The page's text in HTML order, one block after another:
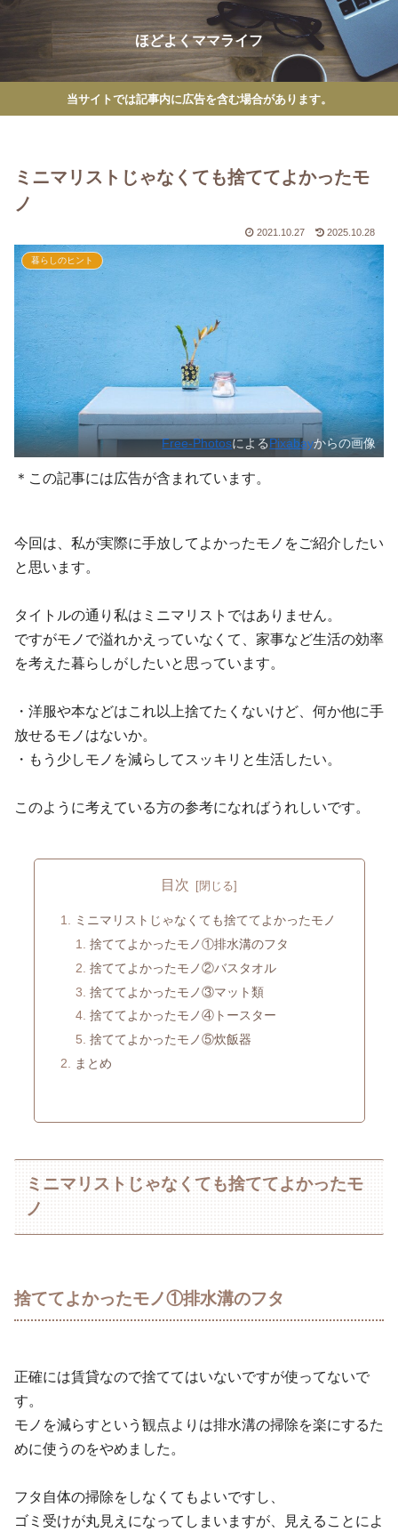
ほどよくママライフ
当サイトでは記事内に広告を含む場合があります。
ミニマリストじゃなくても捨ててよかったモ
ノ
2021.10.27 2025.10.28
暮らしのヒント
Free-PhotosによるPixabayからの画像
＊この記事には広告が含まれています。
今回は、私が実際に手放してよかったモノをご紹介したい
と思います。
タイトルの通り私はミニマリストではありません。
ですがモノで溢れかえっていなくて、家事など生活の効率
を考えた暮らしがしたいと思っています。
・洋服や本などはこれ以上捨てたくないけど、何か他に手
放せるモノはないか。
・もう少しモノを減らしてスッキリと生活したい。
このように考えている方の参考になればうれしいです。
目次
ミニマリストじゃなくても捨ててよかったモノ
捨ててよかったモノ①排水溝のフタ
捨ててよかったモノ②バスタオル
捨ててよかったモノ③マット類
捨ててよかったモノ④トースター
捨ててよかったモノ⑤炊飯器
まとめ
ミニマリストじゃなくても捨ててよかったモ
ノ
捨ててよかったモノ①排水溝のフタ
正確には賃貸なので捨ててはいないですが使ってないで
す。
モノを減らすという観点よりは排水溝の掃除を楽にするた
めに使うのをやめました。
フタ自体の掃除をしなくてもよいですし、
ゴミ受けが丸見えになってしまいますが、見えることによ